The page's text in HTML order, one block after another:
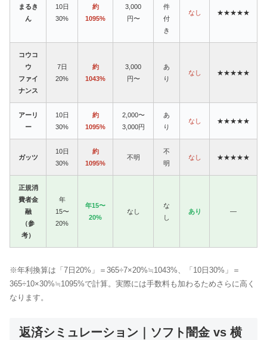
まるき
ん
10日
30%
約
1095%
3,000
円〜
件
付
き
なし ★★★★★
コウコ
ウ
ファイ
ナンス
7日
20%
約
1043%
3,000
円〜
あ
り
なし ★★★★★
アーリ
ー
10日
30%
約
1095%
2,000〜
3,000円
あ
り
なし ★★★★★
ガッツ
10日
30%
約
1095%
不明
不
明
なし ★★★★★
正規消
費者金
融
（参
考）
年
15〜
20%
年15〜
20%
なし
な
し
あり —
※年利換算は「7日20%」＝365÷7×20%≒1043%、「10日30%」＝
365÷10×30%≒1095%で計算。実際には手数料も加わるためさらに高く
なります。
返済シミュレーション｜ソフト闇金 vs 横